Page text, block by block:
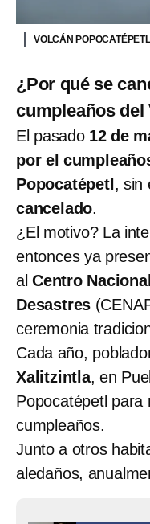
VOLCÁN
¿Por qué se
cumpleaños del
El pasado12 de
por el
Popocatépetl, sin
cancelado.
¿El motivo? La
entonces ya
al Centro
Desastres
ceremonia
Cada año,
Xalitzintla, en
Popocatépetl para
cumpleaños.
Junto a otros
aledaños,